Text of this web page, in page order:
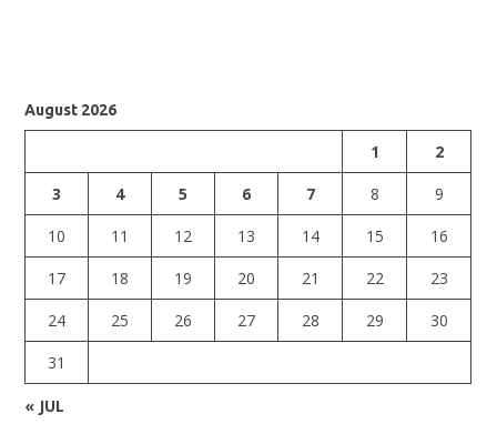
August 2026
1
2
3
4 5 6 7 8
9
10
11 12 13 14 15
16
17
18 19 20 21 22
23
24
25 26 27 28 29
30
31
« JUL